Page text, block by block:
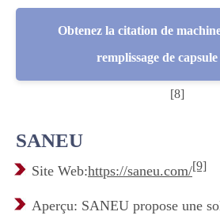
Obtenez la citation de
remplissage de
[8]
SANEU
Site Web:https://saneu.com/[9]
Aperçu: SANEU propose une